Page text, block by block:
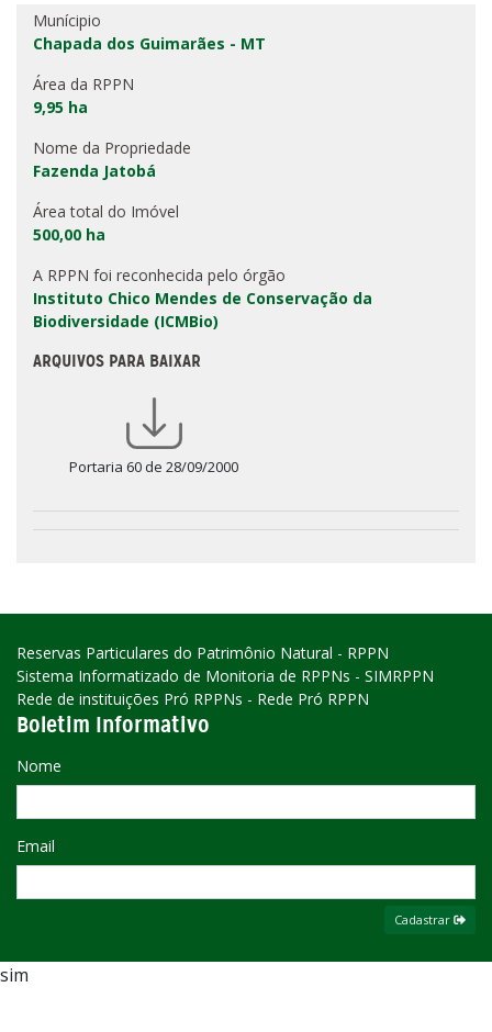
Munícipio
Chapada dos Guimarães - MT
Área da RPPN
9,95 ha
Nome da Propriedade
Fazenda Jatobá
Área total do Imóvel
500,00 ha
A RPPN foi reconhecida pelo órgão
Instituto Chico Mendes de Conservação da
Biodiversidade (ICMBio)
ARQUIVOS PARA BAIXAR
Portaria 60 de 28/09/2000
Reservas Particulares do Patrimônio Natural - RPPN
Sistema Informatizado de Monitoria de RPPNs - SIMRPPN
Rede de instituições Pró RPPNs - Rede Pró RPPN
Boletim Informativo
Nome
Email
Cadastrar
sim